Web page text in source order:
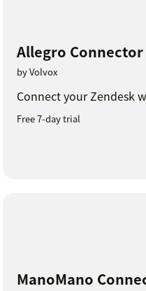
Allegro
by Volvox
Connect your Zendesk
Free 7-day trial
ManoMano